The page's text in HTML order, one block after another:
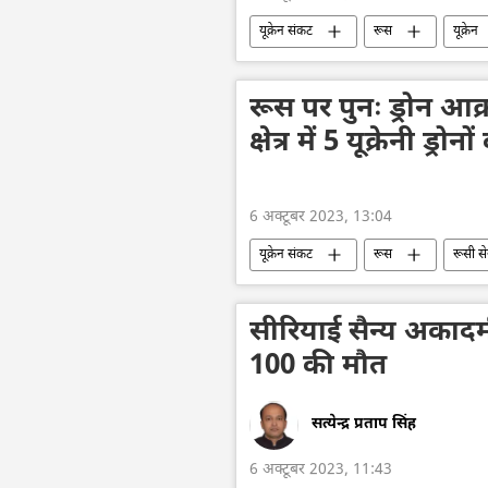
यूक्रेन संकट रूस यूक्रेन
अमेरिका
हथियारों की आपूर्ति
रूस पर पुनः ड्रोन
क्षेत्र में 5 यूक्रेनी
6 अक्टूबर 2023, 13:04
यूक्रेन संकट रूस रूसी
रक्षा मंत्रालय (MoD)
यूक्रेन
ड्रोन हमला
आतंकी हमले
सीरियाई सैन्य
100 की मौत
सत्येन्द्र प्रताप सिंह
6 अक्टूबर 2023, 11:43